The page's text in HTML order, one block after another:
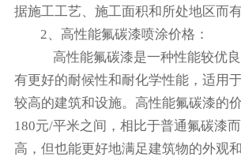
据施工工艺、施工面积和所处地区而有
2、高性能氟碳漆喷涂价格：
高性能氟碳漆是一种性能较优
有更好的耐候性和耐化学性能，适用
较高的建筑和设施。高性能氟碳漆的
180元/平米之间，相比于普通氟碳漆
高，但也能更好地满足建筑物的外观和